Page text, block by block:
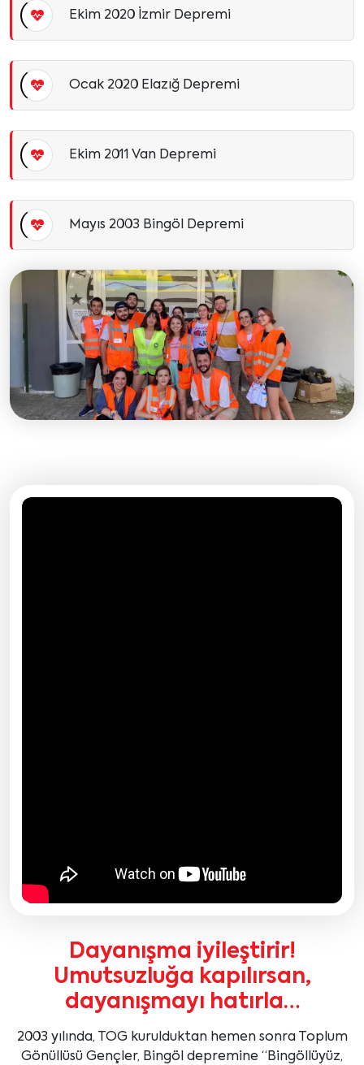
Ekim 2020 İzmir Depremi
Ocak 2020 Elazığ Depremi
Ekim 2011 Van Depremi
Mayıs 2003 Bingöl Depremi
Dayanışma iyileştirir!
Umutsuzluğa kapılırsan,
dayanışmayı hatırla…
2003 yılında, TOG kurulduktan hemen sonra Toplum
Gönüllüsü Gençler, Bingöl depremine “Bingöllüyüz,